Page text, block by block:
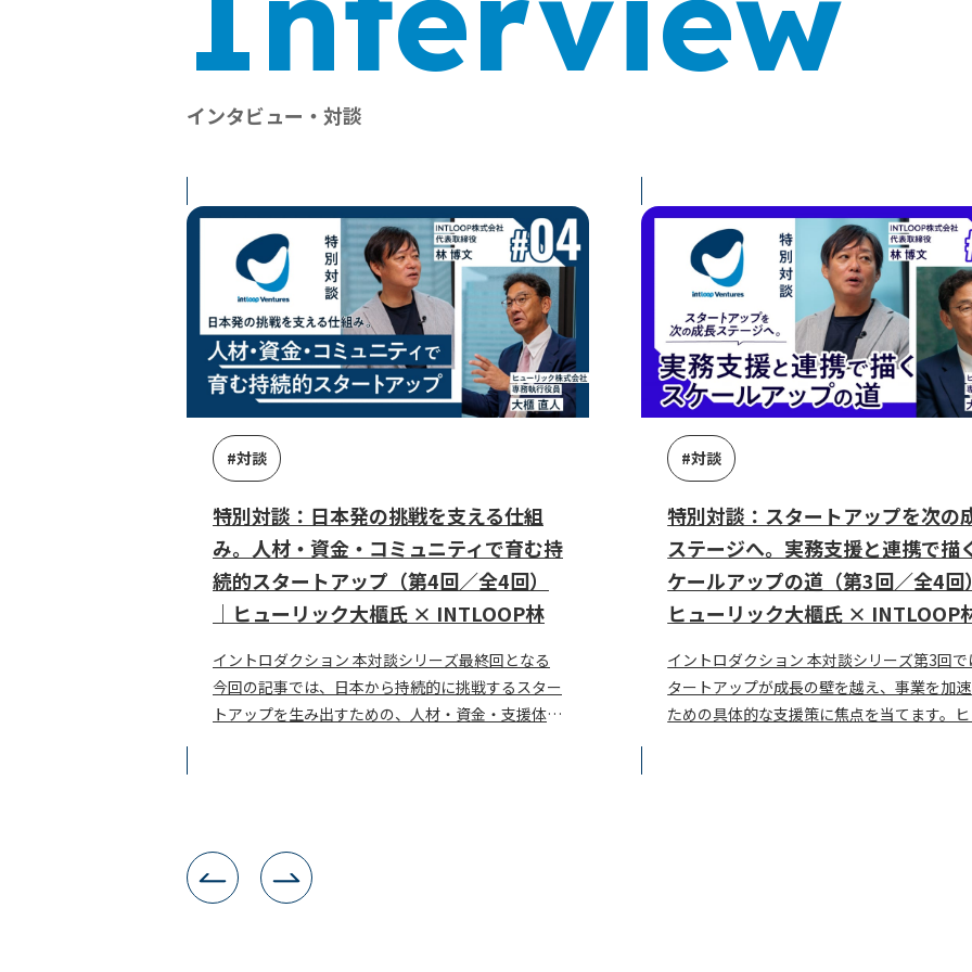
インタビュー・対談
#対談
特別対談：日本発の挑戦を支える仕組
み。人材・資金・コミュニティで育む持
続的スタートアップ（第4回／全4回）
｜ヒューリック大櫃氏 × INTLOOP林
イントロダクション 本対談シリーズ最終回となる
今回の記事では、日本から持続的に挑戦するスター
トアップを生み出すための、人材・資金・支援体制
#対談
特別対談：スタートアップを次の
ステージへ。実務支援と連携で描
ケールアップの道（第3回／全4回
ヒューリック大櫃氏 × INTLOOP
イントロダクション 本対談シリーズ第3回
タートアップが成長の壁を越え、事業を加
ための具体的な支援策に焦点を当てます。